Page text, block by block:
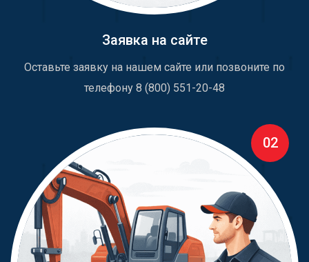
Заявка на сайте
Оставьте заявку на нашем сайте или позвоните по
телефону 8 (800) 551-20-48
02